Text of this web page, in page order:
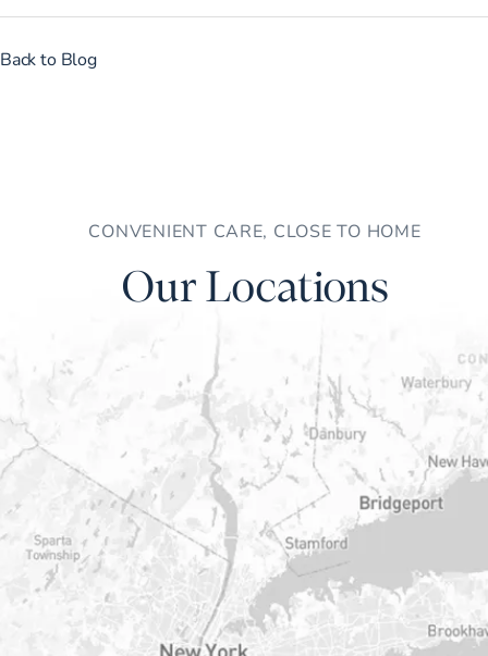
Back to Blog
CONVENIENT CARE, CLOSE TO HOME
Our Locations